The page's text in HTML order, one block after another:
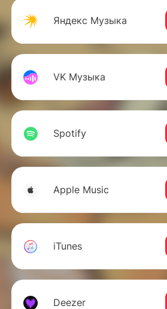
Яндекс Музыка
VK Музыка
Spotify
Apple Music
iTunes
Deezer